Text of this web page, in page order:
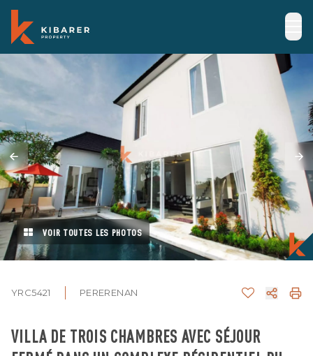
VOIR TOUTES LES PHOTOS
YRC5421 PERERENAN
VILLA DE TROIS CHAMBRES AVEC SÉJOUR